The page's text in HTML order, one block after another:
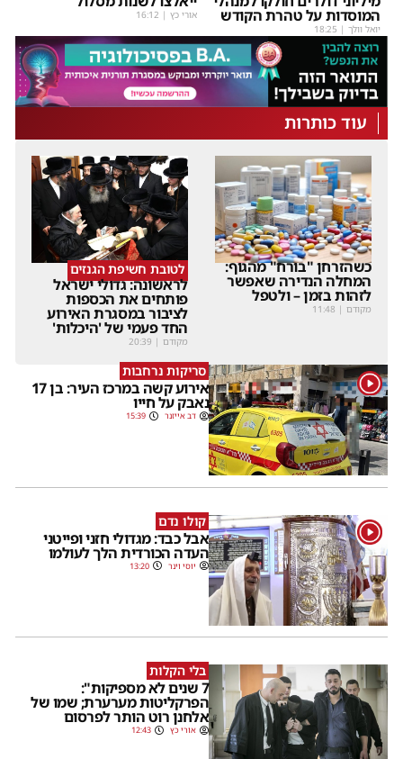
המוסדות על טהרת הקודש
יואל וולך |
18:25
אורי כץ |
16:12
עוד כותרות
כשהזרחן "בורח" מהגוף:
המחלה הנדירה שאפשר
לזהות בזמן – ולטפל
מקודם |
11:48
לטובת חשיפת הגנזים
לראשונה: גדולי ישראל
פותחים את הכספות
לציבור במסגרת האירוע
החד פעמי של 'היכלות'
מקודם |
20:39
1 סריקות נרחבות
אירוע קשה במרכז העיר: בן 17
נאבק על חייו
דב אייזנר 15:39
1 קולו נדם
אבל כבד: מגדולי חזני ופייטני
העדה הכורדית הלך לעולמו
יוסי וינר 13:20
בלי הקלות
7 שנים לא מספיקות":
הפרקליטות מערערת; שמו של
אלחנן רוט הותר לפרסום
אורי כץ 12:43